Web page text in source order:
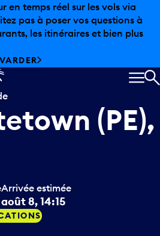
en temps réel sur les vols via
pas à poser vos questions à
les itinéraires et bien plus
(PE),
Arrivée estimée
août 8, 14:15